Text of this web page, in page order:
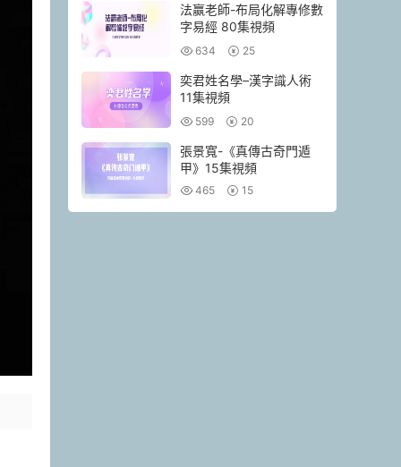
法赢老師-布局化解專修數
字易經 80集視頻
634 25
奕君姓名學–漢字識人術
11集視頻
599 20
張景寬-《真傳古奇門遁
甲》15集視頻
465 15